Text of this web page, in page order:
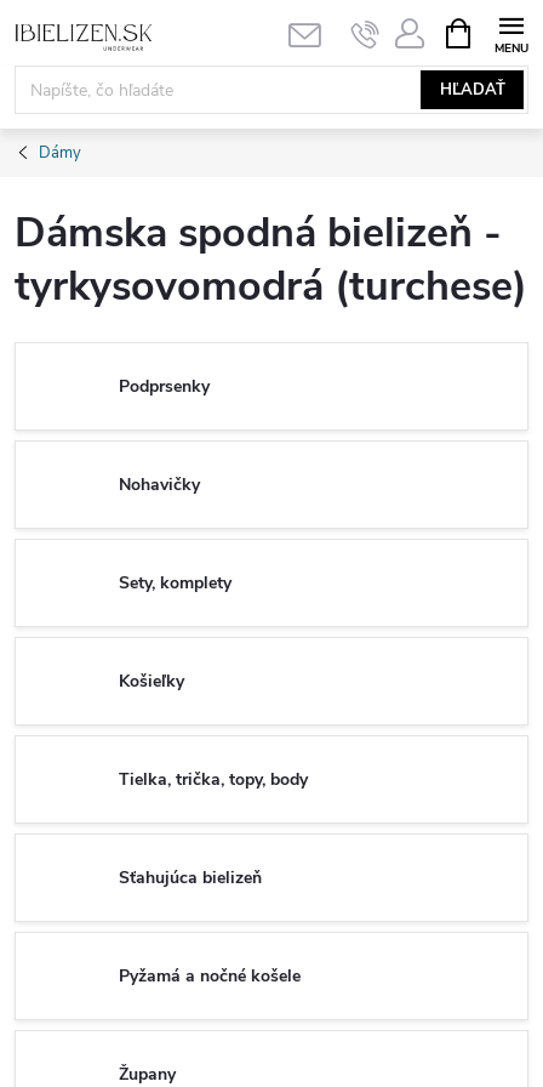
na
obsah
HĽADAŤ
KOŠÍK
Dámy
Dámska spodná bielizeň -
tyrkysovomodrá (turchese)
Podprsenky
Nohavičky
Sety, komplety
Košieľky
Tielka, trička, topy, body
Sťahujúca bielizeň
Pyžamá a nočné košele
Župany